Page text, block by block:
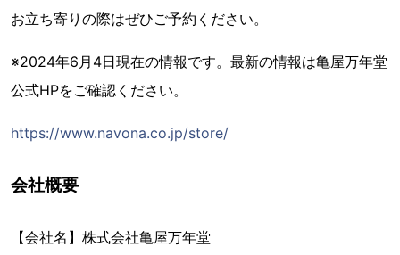
お立ち寄りの際はぜひご予約ください。
※2024年6月4日現在の情報です。最新の情報は亀屋万年堂
公式HPをご確認ください。
https://www.navona.co.jp/store/
会社概要
【会社名】株式会社亀屋万年堂